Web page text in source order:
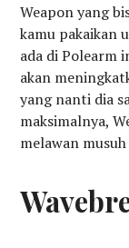
Weapon yang
kamu pakaikan
ada di Polearm
akan
yang nanti dia
maksimalnya,
melawan